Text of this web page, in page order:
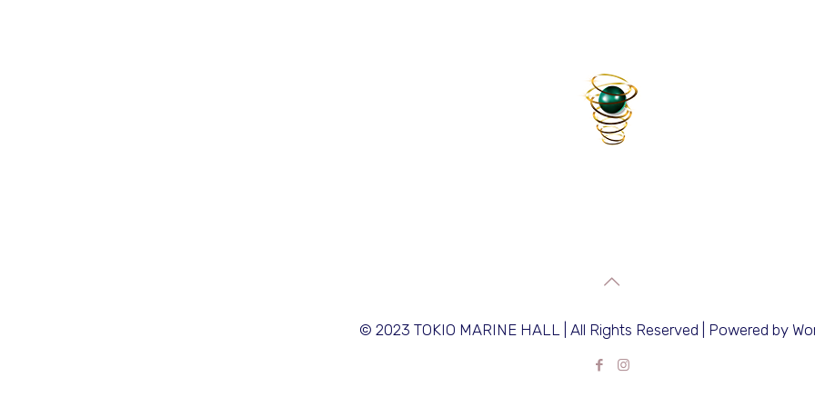
© 2023 TOKIO MARINE HALL | All Rights Reserved | Powered by